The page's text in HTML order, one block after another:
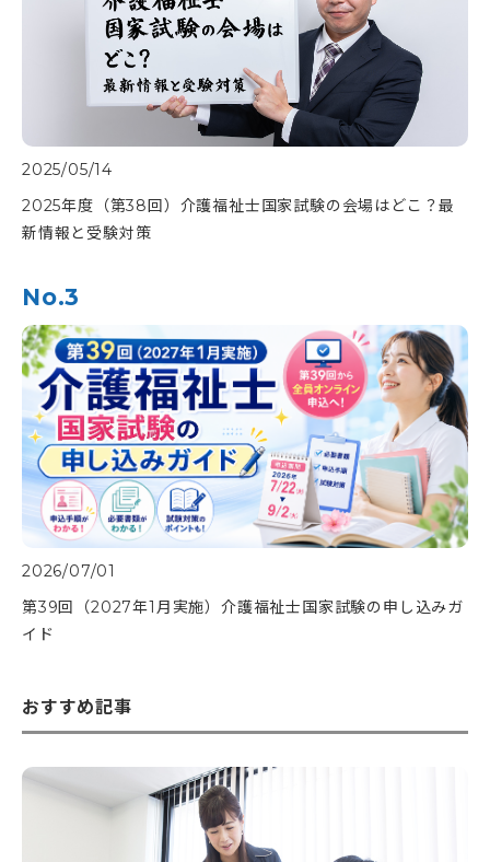
2025/05/14
2025年度（第38回）介護福祉士国家試験の会場はどこ？最
新情報と受験対策
No.3
2026/07/01
第39回（2027年1月実施）介護福祉士国家試験の申し込みガ
イド
おすすめ記事